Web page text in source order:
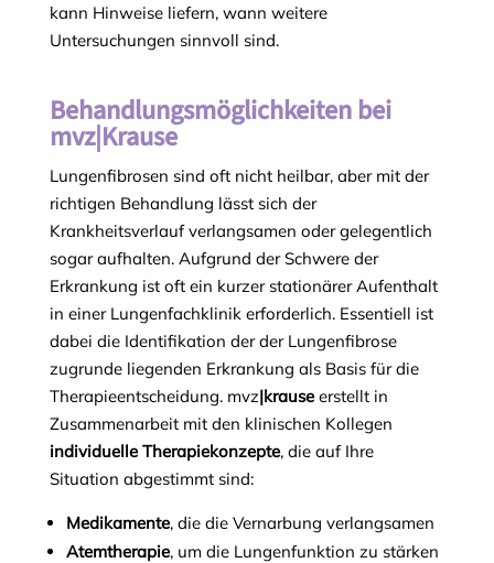
kann Hinweise liefern, wann weitere
Untersuchungen sinnvoll sind.
Behandlungsmöglichkeiten bei
mvz|Krause
Lungenfibrosen sind oft nicht heilbar, aber mit der
richtigen Behandlung lässt sich der
Krankheitsverlauf verlangsamen oder gelegentlich
sogar aufhalten. Aufgrund der Schwere der
Erkrankung ist oft ein kurzer stationärer Aufenthalt
in einer Lungenfachklinik erforderlich. Essentiell ist
dabei die Identifikation der der Lungenfibrose
zugrunde liegenden Erkrankung als Basis für die
Therapieentscheidung. mvz|krauseerstellt in
Zusammenarbeit mit den klinischen Kollegen
individuelle Therapiekonzepte, die auf Ihre
Situation abgestimmt sind:
Medikamente, die die Vernarbung verlangsamen
Atemtherapie, um die Lungenfunktion zu stärken